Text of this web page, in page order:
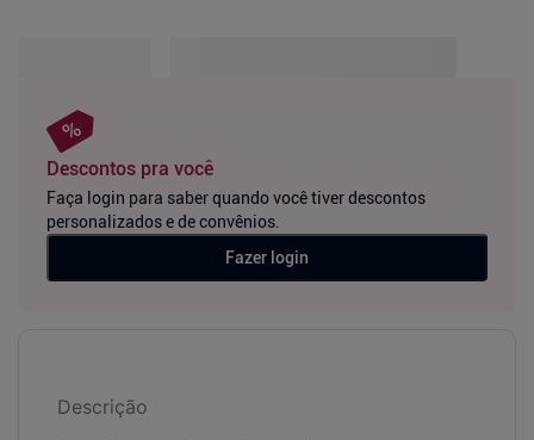
Descontos pra você
Faça login para saber quando você tiver descontos
personalizados e de convênios.
Fazer login
Descrição